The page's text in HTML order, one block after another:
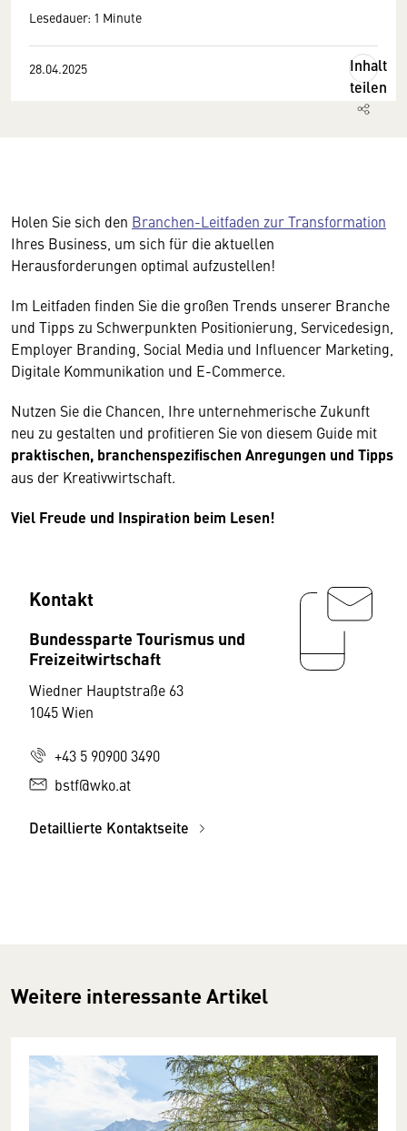
Lesedauer: 1 Minute
28.04.2025
Inhalt
teilen
Holen Sie sich den Branchen-Leitfaden zur Transformation
Ihres Business, um sich für die aktuellen
Herausforderungen optimal aufzustellen!
Im Leitfaden finden Sie die großen Trends unserer Branche
und Tipps zu Schwerpunkten Positionierung, Servicedesign,
Employer Branding, Social Media und Influencer Marketing,
Digitale Kommunikation und E-Commerce.
Nutzen Sie die Chancen, Ihre unternehmerische Zukunft
neu zu gestalten und profitieren Sie von diesem Guide mit
praktischen, branchenspezifischen Anregungen und Tipps
aus der Kreativwirtschaft.
Viel Freude und Inspiration beim Lesen!
Kontakt
Bundessparte Tourismus und
Freizeitwirtschaft
Wiedner Hauptstraße 63
1045 Wien
+43 5 90900 3490
bstf@wko.at
Detaillierte Kontaktseite
Weitere interessante Artikel